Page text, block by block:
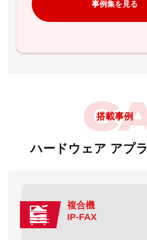
事例集を見る
搭載事例
ハードウェア アプラ
複合機
IP-FAX